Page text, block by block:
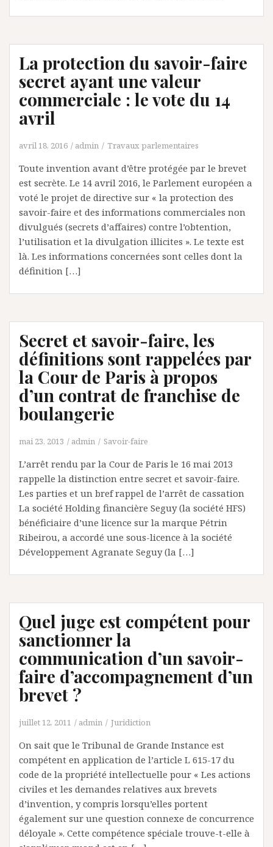
La protection du savoir-faire
secret ayant une valeur
commerciale : le vote du 14
avril
avril 18, 2016 admin Travaux parlementaires
Toute invention avant d’être protégée par le brevet
est secrète. Le 14 avril 2016, le Parlement européen a
voté le projet de directive sur « la protection des
savoir-faire et des informations commerciales non
divulgués (secrets d’affaires) contre l’obtention,
l’utilisation et la divulgation illicites ». Le texte est
là. Les informations concernées sont celles dont la
définition […]
Secret et savoir-faire, les
définitions sont rappelées par
la Cour de Paris à propos
d’un contrat de franchise de
boulangerie
mai 23, 2013 admin Savoir-faire
L’arrêt rendu par la Cour de Paris le 16 mai 2013
rappelle la distinction entre secret et savoir-faire.
Les parties et un bref rappel de l’arrêt de cassation
La société Holding financière Seguy (la société HFS)
bénéficiaire d’une licence sur la marque Pétrin
Ribeirou, a accordé une sous-licence à la société
Développement Agranate Seguy (la […]
Quel juge est compétent pour
sanctionner la
communication d’un savoir-
faire d’accompagnement d’un
brevet ?
juillet 12, 2011 admin Juridiction
On sait que le Tribunal de Grande Instance est
compétent en application de l’article L 615-17 du
code de la propriété intellectuelle pour « Les actions
civiles et les demandes relatives aux brevets
d’invention, y compris lorsqu’elles portent
également sur une question connexe de concurrence
déloyale ». Cette compétence spéciale trouve-t-elle à